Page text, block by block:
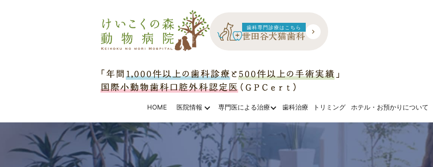
歯科専門診療はこちら
HOME 医院情報 専門医による治療 歯科治療 トリミング ホテル・お預かりについて